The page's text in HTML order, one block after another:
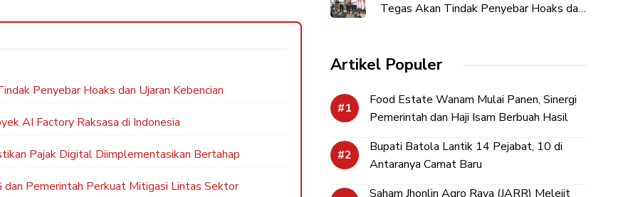
Penyebar Hoaks dan Ujaran Kebencian
AI Factory Raksasa di Indonesia
Pajak Digital Diimplementasikan Bertahap
Pemerintah Perkuat Mitigasi Lintas Sektor
Tegas Akan Tindak Penyebar Hoaks dan
Artikel Populer
Food Estate Wanam Mulai Panen, Sinergi
Pemerintah dan Haji Isam Berbuah Hasil
Bupati Batola Lantik 14 Pejabat, 10 di
Antaranya Camat Baru
Saham Jhonlin Agro Raya (JARR) Melejit